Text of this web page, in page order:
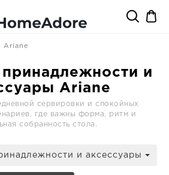
Ariane
и
Ariane
сервировки и спокойных
где важны форма, ритм и
собранность стола.
и аксессуары